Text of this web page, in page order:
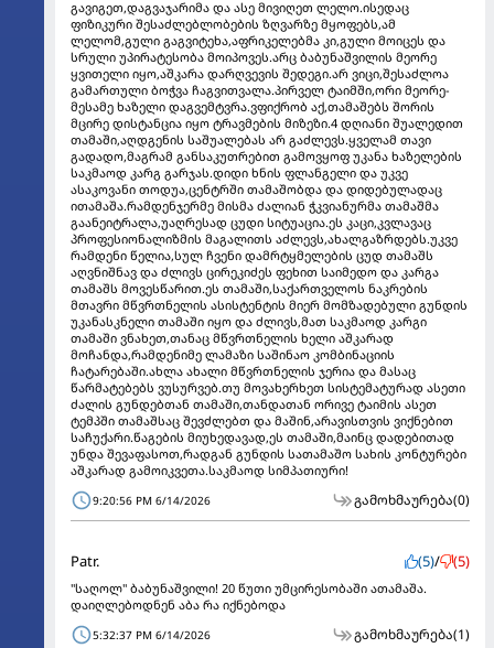
გავიგეთ,დაგვაჯარიმა და ასე მივიღეთ ლელო.ისედაც
ფიზიკური შესაძლებლობების ზღვარზე მყოფებს,ამ
ლელომ,გული გაგვიტეხა,აფრიკელებმა კი,გული მოიცეს და
სრული უპირატესობა მოიპოვეს.არც ბაბუნაშვილის მეორე
ყვითელი იყო,აშკარა დარღვევის შედეგი.არ ვიცი,შესაძლოა
გამართული ბოჭვა ჩაგვითვალა.პირველ ტაიმში,ორი მეორე-
მესამე ხაზელი დაგვემტვრა.ვფიქრობ აქ,თამაშებს შორის
მცირე დისტანცია იყო ტრავმების მიზეზი.4 დღიანი შუალედით
თამაში,აღდგენის საშუალებას არ გაძლევს.ყველამ თავი
გადადო,მაგრამ განსაკუთრებით გამოვყოფ უკანა ხაზელების
საკმაოდ კარგ გარჯას.დიდი ხნის ფლანგელი და უკვე
ასაკოვანი თოდუა,ცენტრში თამაშობდა და დიდებულადაც
ითამაშა.რამდენჯერმე მისმა ძალიან ჭკვიანურმა თამაშმა
გაანეიტრალა,უაღრესად ცუდი სიტუაცია.ეს კაცი,კვლავაც
პროფესიონალიზმის მაგალითს აძლევს,ახალგაზრდებს.უკვე
რამდენი წელია,სულ ჩვენი დამრტყმელების ცუდ თამაშს
აღვნიშნავ და ძლივს ცირეკიძეს ფეხით საიმედო და კარგა
თამაშს მოვესწარით.ეს თამაში,საქართველოს ნაკრების
მთავრი მწვრთნელის ასისტენტის მიერ მომზადებული გუნდის
უკანასკნელი თამაში იყო და ძლივს,მათ საკმაოდ კარგი
თამაში ვნახეთ,თანაც მწვრთნელის ხელი აშკარად
მოჩანდა,რამდენიმე ლამაზი საშინაო კომბინაციის
ჩატარებაში.ახლა ახალი მწვრთნელის ჯერია და მასაც
წარმატებებს ვუსურვებ.თუ მოვახერხეთ სისტემატურად ასეთი
ძალის გუნდებთან თამაში,თანდათან ორივე ტაიმის ასეთ
ტემპში თამაშსაც შევძლებთ და მაშინ,არავისთვის ვიქნებით
საჩუქარი.წაგების მიუხედავად,ეს თამაში,მაინც დადებითად
უნდა შევაფასოთ,რადგან გუნდის სათამაშო სახის კონტურები
აშკარად გამოიკვეთა.საკმაოდ სიმპათიური!
9:20:56 PM 6/14/2026 გამოხმაურება(0)
Patr. (5)/ (5)
"საღოლ" ბაბუნაშვილი! 20 წუთი უმცირესობაში ათამაშა.
დაიღლებოდნენ აბა რა იქნებოდა
5:32:37 PM 6/14/2026 გამოხმაურება(1)